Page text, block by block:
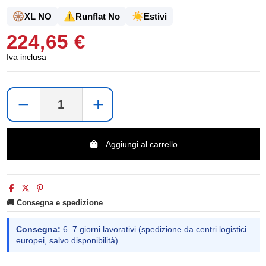
🛞XL NO ⚠️Runflat No ☀️Estivi
224,65 €
Iva inclusa
− +
Aggiungi al carrello
🚚 Consegna e spedizione
Consegna: 6–7 giorni lavorativi (spedizione da centri logistici
europei, salvo disponibilità).